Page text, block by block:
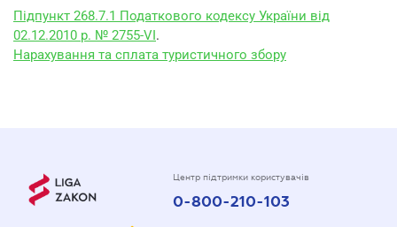
Підпункт 268.7.1 Податкового кодексу України від
02.12.2010 р. № 2755-VI.
Нарахування та сплата туристичного збору
Центр підтримки користувачів
0-800-210-103